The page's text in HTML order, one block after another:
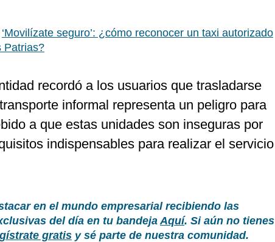
‘Movilízate seguro’: ¿cómo reconocer un taxi autorizado
Patrias?
recordó a los usuarios que trasladarse
informal representa un peligro para
a que estas unidades son inseguras por
indispensables para realizar el servicio
en el mundo empresarial recibiendo las
del día en tu bandejaAquí. Si aún no tienes
gratis y sé parte de nuestra comunidad.